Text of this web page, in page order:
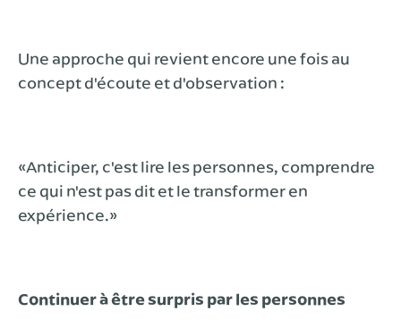
Une approche qui revient encore une fois au
concept d'écoute et d'observation :
«Anticiper, c'est lire les personnes, comprendre
ce qui n'est pas dit et le transformer en
expérience.»
Continuer à être surpris par les personnes